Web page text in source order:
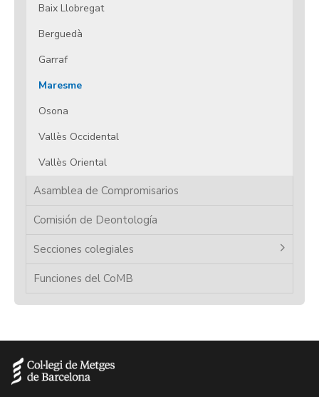
Baix Llobregat
Berguedà
Garraf
Maresme
Osona
Vallès Occidental
Vallès Oriental
Asamblea de Compromisarios
Comisión de Deontología
Secciones colegiales
Funciones del CoMB